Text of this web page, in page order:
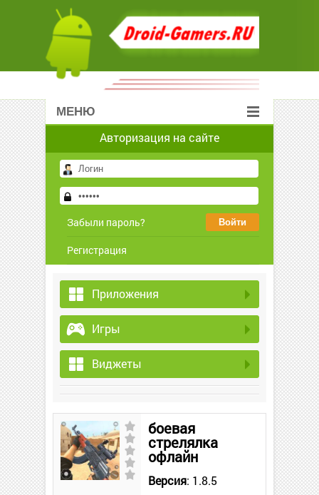
МЕНЮ
Авторизация на сайте
Забыли пароль?
Регистрация
Приложения
Игры
Виджеты
боевая
стрелялка
офлайн
Версия: 1.8.5